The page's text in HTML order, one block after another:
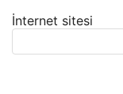
İnternet sitesi